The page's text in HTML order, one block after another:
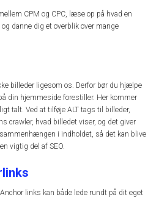
CPM og CPC, læse op på hvad en
danne dig et overblik over mange
billeder ligesom os. Derfor bør du hjælpe
din hjemmeside forestiller. Her kommer
talt. Ved at tilføje ALT tags til billeder,
crawler, hvad billedet viser, og det giver
i indholdet, så det kan blive
vigtig del af SEO.
links kan både lede rundt på dit eget